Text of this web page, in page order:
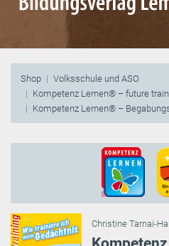
Shop
Volksschule und ASO
Kompetenz Lernen® – future
Kompetenz Lernen® –
Christine Tarnai-